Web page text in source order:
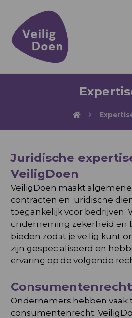
Juridische
VeiligDoen
VeiligDoen maakt
contracten en juridische
toegankelijk voor bedrijven.
onderneming zekerheid en
bieden zodat je veilig kunt
zijn gespecialiseerd en
ervaring op de volgende
Consumentenrecht
Ondernemers hebben vaak
consumentenrecht.